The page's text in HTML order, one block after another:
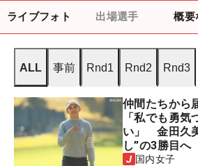
ライブフォト 出場選手 概要
ALL 事前 Rnd1 Rnd2 Rnd3
仲間たちから
「私でも勇
い」 金田久
し”の3勝目へ
国内女子